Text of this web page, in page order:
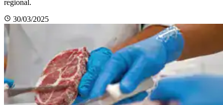
regional.
30/03/2025